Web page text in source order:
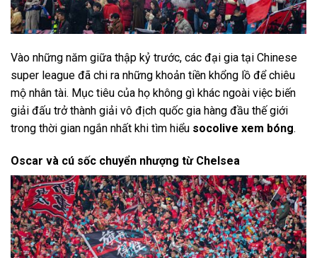
Vào những năm giữa thập kỷ trước, các đại gia tại Chinese
super league đã chi ra những khoản tiền khổng lồ để chiêu
mộ nhân tài. Mục tiêu của họ không gì khác ngoài việc biến
giải đấu trở thành giải vô địch quốc gia hàng đầu thế giới
trong thời gian ngắn nhất khi tìm hiểu socolive xem bóng.
Oscar và cú sốc chuyển nhượng từ Chelsea